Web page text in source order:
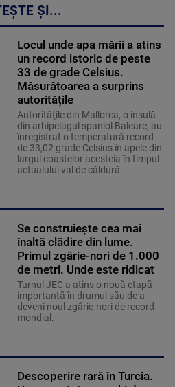
ȘI...
Locul unde apa mării a atins
un record istoric de peste
33 de grade Celsius.
Măsurătoarea a surprins
autoritățile
Autorităţile din Mallorca, o insulă
din arhipelagul spaniol Baleare, au
înregistrat o temperatură record
de 33,02 grade Celsius în apele din
largul coastelor acesteia în timpul
actualului val de căldură.
Se construiește cea mai
înaltă clădire din lume.
Primul zgârie-nori de 1.000
de metri. Unde este ridicat
Turnul JEC a atins o nouă etapă
importantă în drumul său de a
deveni noul zgârie-nori de record
mondial.
Descoperire rară în Turcia.